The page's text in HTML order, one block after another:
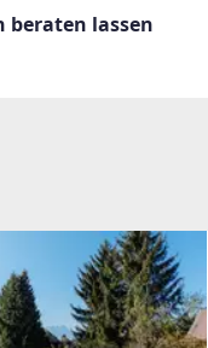
beraten lassen